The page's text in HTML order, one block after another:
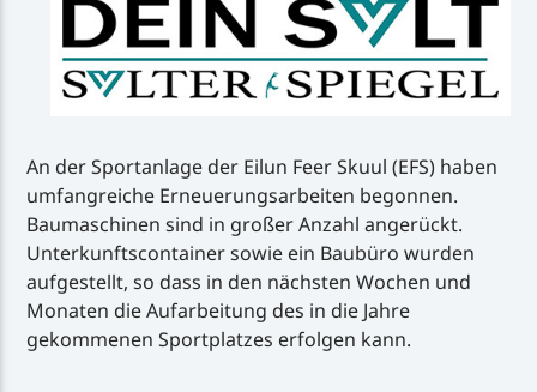
An der Sportanlage der Eilun Feer Skuul (EFS) haben
umfangreiche Erneuerungsarbeiten begonnen.
Baumaschinen sind in großer Anzahl angerückt.
Unterkunftscontainer sowie ein Baubüro wurden
aufgestellt, so dass in den nächsten Wochen und
Monaten die Aufarbeitung des in die Jahre
gekommenen Sportplatzes erfolgen kann.